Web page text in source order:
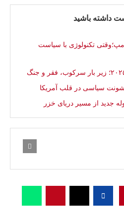
داشته باشید
تکنولوژی با سیاست
سیاسی در قلب آمریکا
جدید از مسیر دریای خزر